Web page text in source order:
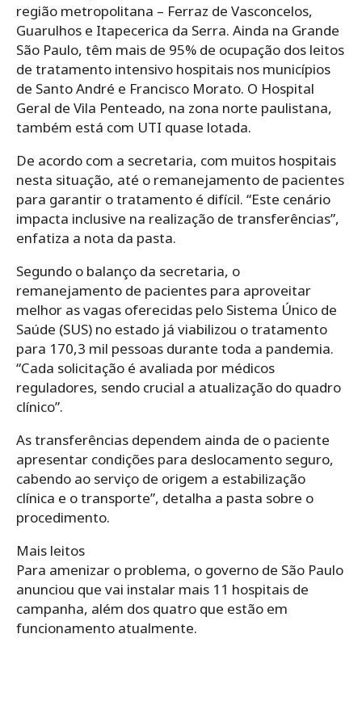
região metropolitana – Ferraz de Vasconcelos,
Guarulhos e Itapecerica da Serra. Ainda na Grande
São Paulo, têm mais de 95% de ocupação dos leitos
de tratamento intensivo hospitais nos municípios
de Santo André e Francisco Morato. O Hospital
Geral de Vila Penteado, na zona norte paulistana,
também está com UTI quase lotada.
De acordo com a secretaria, com muitos hospitais
nesta situação, até o remanejamento de pacientes
para garantir o tratamento é difícil. “Este cenário
impacta inclusive na realização de transferências”,
enfatiza a nota da pasta.
Segundo o balanço da secretaria, o
remanejamento de pacientes para aproveitar
melhor as vagas oferecidas pelo Sistema Único de
Saúde (SUS) no estado já viabilizou o tratamento
para 170,3 mil pessoas durante toda a pandemia.
“Cada solicitação é avaliada por médicos
reguladores, sendo crucial a atualização do quadro
clínico”.
As transferências dependem ainda de o paciente
apresentar condições para deslocamento seguro,
cabendo ao serviço de origem a estabilização
clínica e o transporte”, detalha a pasta sobre o
procedimento.
Mais leitos
Para amenizar o problema, o governo de São Paulo
anunciou que vai instalar mais 11 hospitais de
campanha, além dos quatro que estão em
funcionamento atualmente.